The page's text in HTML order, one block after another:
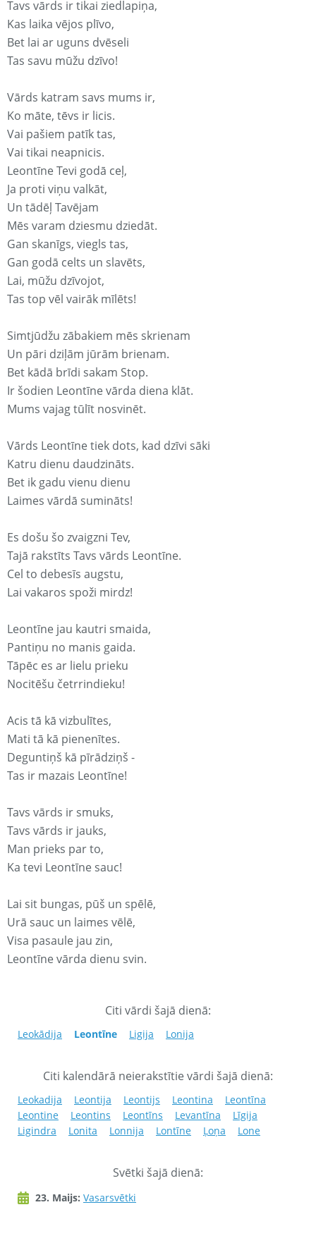
Tavs vārds ir tikai ziedlapiņa,
Kas laika vējos plīvo,
Bet lai ar uguns dvēseli
Tas savu mūžu dzīvo!
Vārds katram savs mums ir,
Ko māte, tēvs ir licis.
Vai pašiem patīk tas,
Vai tikai neapnicis.
Leontīne Tevi godā ceļ,
Ja proti viņu valkāt,
Un tādēļ Tavējam
Mēs varam dziesmu dziedāt.
Gan skanīgs, viegls tas,
Gan godā celts un slavēts,
Lai, mūžu dzīvojot,
Tas top vēl vairāk mīlēts!
Simtjūdžu zābakiem mēs skrienam
Un pāri dziļām jūrām brienam.
Bet kādā brīdi sakam Stop.
Ir šodien Leontīne vārda diena klāt.
Mums vajag tūlīt nosvinēt.
Vārds Leontīne tiek dots, kad dzīvi sāki
Katru dienu daudzināts.
Bet ik gadu vienu dienu
Laimes vārdā sumināts!
Es došu šo zvaigzni Tev,
Tajā rakstīts Tavs vārds Leontīne.
Cel to debesīs augstu,
Lai vakaros spoži mirdz!
Leontīne jau kautri smaida,
Pantiņu no manis gaida.
Tāpēc es ar lielu prieku
Nocitēšu četrrindieku!
Acis tā kā vizbulītes,
Mati tā kā pienenītes.
Deguntiņš kā pīrādziņš -
Tas ir mazais Leontīne!
Tavs vārds ir smuks,
Tavs vārds ir jauks,
Man prieks par to,
Ka tevi Leontīne sauc!
Lai sit bungas, pūš un spēlē,
Urā sauc un laimes vēlē,
Visa pasaule jau zin,
Leontīne vārda dienu svin.
Citi vārdi šajā dienā:
Leokādija Leontīne Ligija Lonija
Citi kalendārā neierakstītie vārdi šajā dienā:
Leokadija Leontija Leontijs Leontina
Leontīna
Leontine
Leontins Leontīns Levantīna
Līgija
Ligindra
Lonita Lonnija Lontīne Ļoņa Lone
Svētki šajā dienā:
23. Maijs: Vasarsvētki